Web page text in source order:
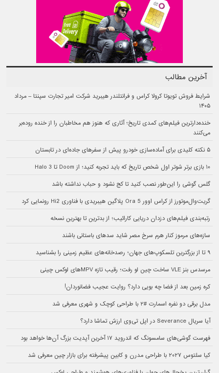
آخرین مطالب
شرایط فروش تویوتا کرولا کراس و فرانتلندر هیبرید شرکت امیر تجارت سپنتا – مرداد
۱۴۰۵
خنده‌دارترین فیلم‌های کمدی تاریخ؛ آثاری که هنوز هم مخاطبان را از خنده روده‌بر
می‌کنند
۵ نکته کلیدی برای آماده‌سازی خودرو پیش از سفرهای جاده‌ای در تابستان
۱۰ بازی برتر شوتر اول شخص تاریخ که باید تجربه کنید؛ از Doom تا Halo 3
گلس گوشی را این‌طور نصب کنید تا کج نشود و حباب نداشته باشد
گریت‌وال‌موتورز از کراس اوور Ora 5 پلاگین هیبریدی با فناوری Hi2 رونمایی کرد
رتبه‌بندی فیلم‌های دزدان دریایی کارائیب؛ از بدترین تا بهترین نسخه
سازه‌های مرموز کنار هرم سرخ مصر شاید سدهای باستانی باشند
۹ تا از بزرگترین تلسکوپ‌های جهان؛ رصدخانه‌های عظیم زمینی را بشناسید
مرسدس بنز VLE ساخت چین لو رفت؛ رقیب تازه MPVهای لوکس چینی
کره زمین بعد از فضا چه بویی دارد؟ روایت عجیب فضانوردان!
مدل برقی دو نفره اسمارت #۲ با طراحی کوچک و شهری معرفی شد
آیا سریال Severance در اپل تی‌وی ارزش تماشا دارد؟
فهرست گوشی‌های سامسونگ که اندروید ۱۷ آخرین آپدیت بزرگ آن‌ها خواهد بود
کیا سلتوس ۲۰۲۷ با طراحی مدرن و کابین پیشرفته برای بازار چین معرفی شد